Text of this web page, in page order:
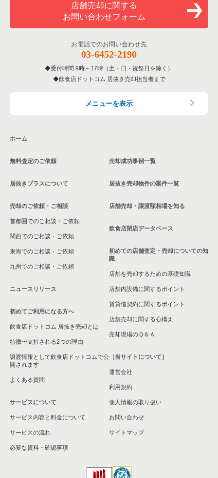
店舗売却に関する
お問い合わせフォーム
お電話でのお問い合わせ先
03-6452-2190
受付時間 9時～17時（土・日・祝祭日を除く）
飲食店ドットコム 居抜き売却担当者まで
メニューを表示
ホーム
無料査定のご依頼
居抜きプラスについて
売却のご依頼・ご相談
首都圏でのご相談・ご依頼
関西でのご相談・ご依頼
東海でのご相談・ご依頼
九州でのご相談・ご依頼
ニュースリリース
初めてご利用になる方へ
飲食店ドットコム 居抜き売却とは
特徴〜支持される2つの理由
譲渡情報として飲食店ドットコムで公
開されます
よくある質問
サービスについて
サービス内容と料金について
サービスの流れ
必要な資料・確認事項
売却成功事例一覧
居抜き売却物件の案件一覧
店舗売却・譲渡額相場を知る
飲食店閉店データベース
初めての店舗査定・売却についての知
識
店舗を売却するための基礎知識
店舗内設備に関するポイント
賃貸借契約に関するポイント
店舗売却に関する心構え
売却現場のＱ＆Ａ
［当サイトについて］
運営会社
利用規約
個人情報の取り扱い
お問い合わせ
サイトマップ